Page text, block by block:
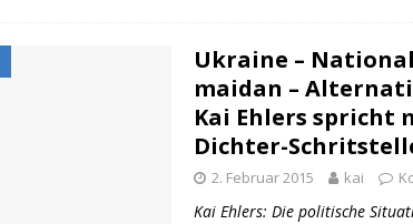
Ukraine –
maidan –
Kai Ehlers spricht
Dichter-
2. Februar 2015 kai
Kai Ehlers: Die politische